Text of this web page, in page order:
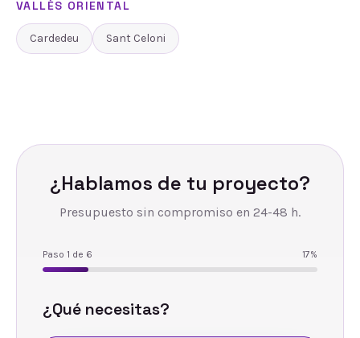
VALLÈS ORIENTAL
Cardedeu Sant Celoni
¿Hablamos de tu proyecto?
Presupuesto sin compromiso en 24-48 h.
Paso 1 de 6 17%
¿Qué necesitas?